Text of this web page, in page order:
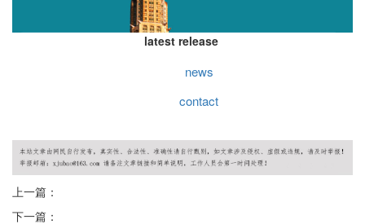
latest release
news
contact
上一篇：
下一篇：